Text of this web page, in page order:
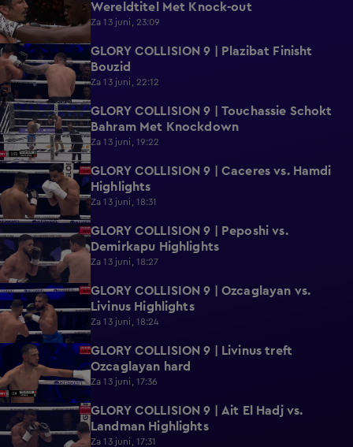
Wereldtitel Met Knock-out
Za 13 juni, 23:09
2:05
GLORY COLLISION 9 | Plazibat Finisht
Bouzid
Za 13 juni, 22:12
0:24
GLORY COLLISION 9 | Touchassie Schokt
Bahram Met Knockdown
Za 13 juni, 19:22
0:52
GLORY COLLISION 9 | Caceres vs. Hamdi
Highlights
Za 13 juni, 18:31
0:58
GLORY COLLISION 9 | Peposhi vs.
Demirkapu Highlights
Za 13 juni, 18:27
0:49
GLORY COLLISION 9 | Ozcaglayan vs.
Livinus Highlights
Za 13 juni, 18:24
0:39
GLORY COLLISION 9 | Livinus treft
Ozcaglayan hard
Za 13 juni, 17:36
1:01
GLORY COLLISION 9 | Ait El Hadj vs.
Landman Highlights
Za 13 juni, 17:31